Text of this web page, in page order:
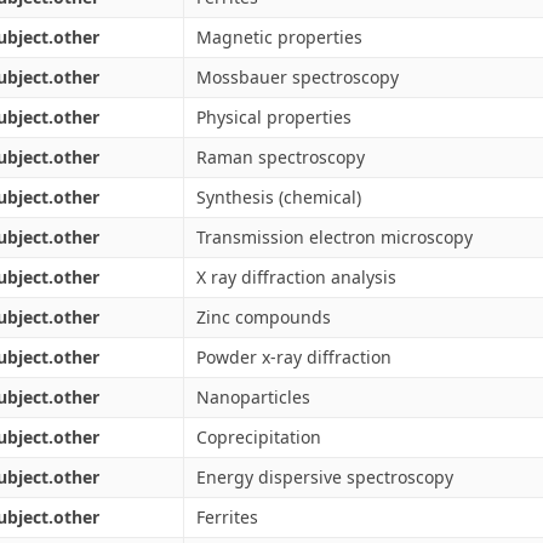
Magnetic properties
Mossbauer spectroscopy
Physical properties
Raman spectroscopy
Synthesis (chemical)
Transmission electron microscopy
X ray diffraction analysis
Zinc compounds
Powder x-ray diffraction
Nanoparticles
Coprecipitation
Energy dispersive spectroscopy
Ferrites